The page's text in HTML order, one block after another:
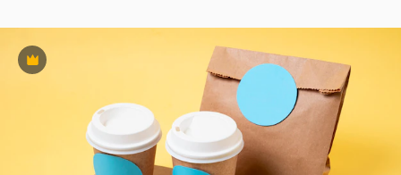
Премиум